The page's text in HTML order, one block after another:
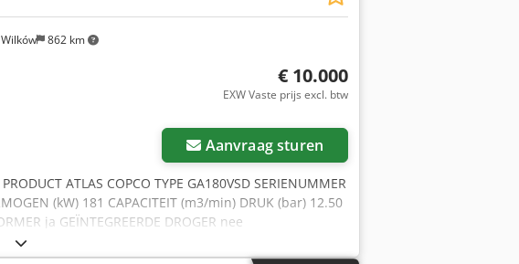
862 km
€ 10.000
EXW Vaste prijs excl. btw
Aanvraag sturen
PRODUCT ATLAS COPCO TYPE GA180VSD SERIENUMMER
(kW) 181 CAPACITEIT (m3/min) DRUK (bar) 12.50
ja GEÏNTEGREERDE DROGER nee
lucht OP TANK nee DOCUMENTATIE nee AANSLUITING